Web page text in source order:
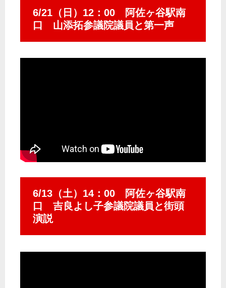
6/21（日）12：00 阿佐ヶ谷駅南
口 山添拓参議院議員と第一声
6/13（土）14：00 阿佐ヶ谷駅南
口 吉良よし子参議院議員と街頭
演説